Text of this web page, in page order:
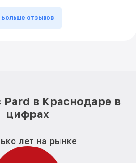
Больше отзывов
в Краснодаре в
цифрах
лет на рынке